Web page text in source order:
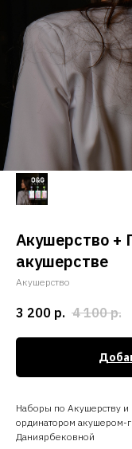
Акушерство +
акушерстве
Акушерство
3 200 р. 4 100 р.
Наборы по Акушерству и
ординатором акушером-
Даниярбековной